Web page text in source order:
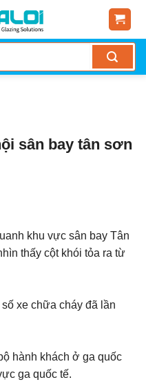
sân bay tân sơn
khu vực sân bay Tân
thấy cột khói tỏa ra từ
xe chữa cháy đã lần
hành khách ở ga quốc
ga quốc tế.